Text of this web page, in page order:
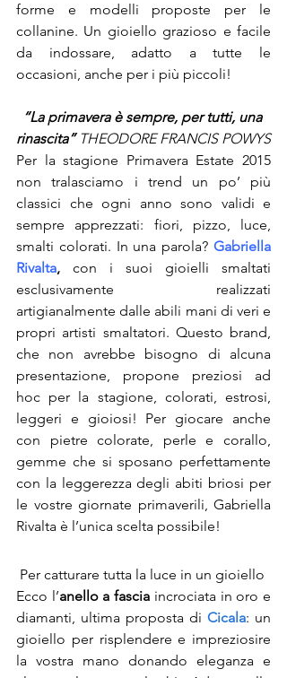
forme e modelli proposte per le
collanine. Un gioiello grazioso e facile
da indossare, adatto a tutte le
occasioni, anche per i più piccoli!
“La primavera è sempre, per tutti, una
rinascita” THEODORE FRANCIS POWYS
Per la stagione Primavera Estate 2015
non tralasciamo i trend un po’ più
classici che ogni anno sono validi e
sempre apprezzati: fiori, pizzo, luce,
smalti colorati. In una parola? Gabriella
Rivalta, con i suoi gioielli smaltati
esclusivamente realizzati
artigianalmente dalle abili mani di veri e
propri artisti smaltatori. Questo brand,
che non avrebbe bisogno di alcuna
presentazione, propone preziosi ad
hoc per la stagione, colorati, estrosi,
leggeri e gioiosi! Per giocare anche
con pietre colorate, perle e corallo,
gemme che si sposano perfettamente
con la leggerezza degli abiti briosi per
le vostre giornate primaverili, Gabriella
Rivalta è l’unica scelta possibile!
Per catturare tutta la luce in un gioiello
Ecco l’anello a fascia incrociata in oro e
diamanti, ultima proposta di Cicala: un
gioiello per risplendere e impreziosire
la vostra mano donando eleganza e